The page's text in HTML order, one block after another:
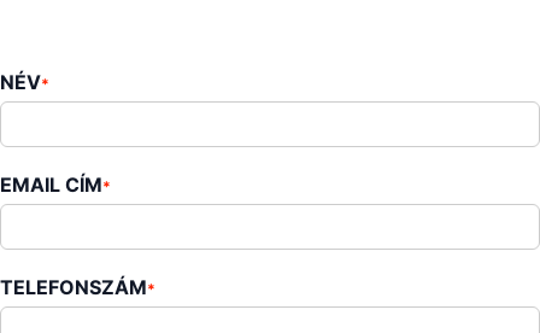
NÉV*
EMAIL CÍM*
TELEFONSZÁM*